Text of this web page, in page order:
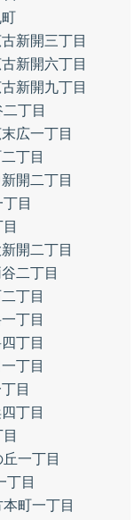
古新開三丁目
古新開六丁目
古新開九丁目
丁目
末広一丁目
丁目
開二丁目
目
開二丁目
二丁目
丁目
丁目
丁目
丁目
目
丁目
一丁目
丁目
町一丁目